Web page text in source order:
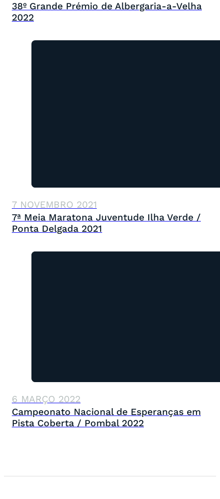
38º Grande Prémio de Albergaria-a-Velha
2022
7 NOVEMBRO 2021
7ª Meia Maratona Juventude Ilha Verde /
Ponta Delgada 2021
6 MARÇO 2022
Campeonato Nacional de Esperanças em
Pista Coberta / Pombal 2022